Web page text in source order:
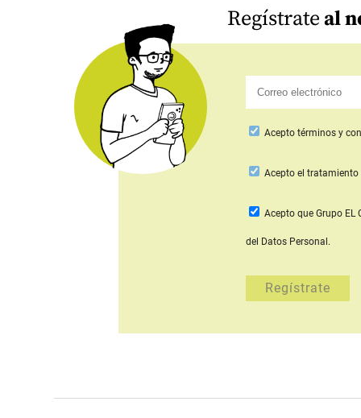
Regístrateal
Acepto términos y
Aceptoel tratamiento
Acepto que Grupo EL
del Datos Personal.